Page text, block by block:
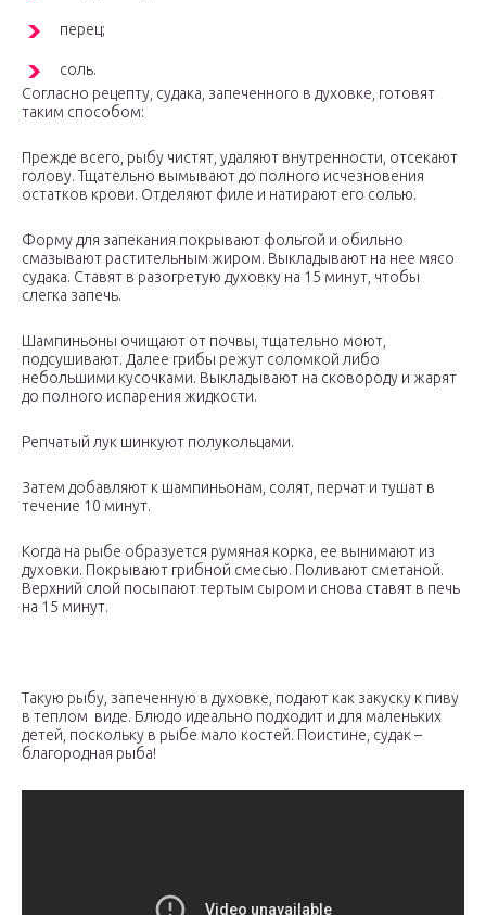
перец;
соль.
Согласно рецепту, судака, запеченного в духовке, готовят
таким способом:
Прежде всего, рыбу чистят, удаляют внутренности, отсекают
голову. Тщательно вымывают до полного исчезновения
остатков крови. Отделяют филе и натирают его солью.
Форму для запекания покрывают фольгой и обильно
смазывают растительным жиром. Выкладывают на нее мясо
судака. Ставят в разогретую духовку на 15 минут, чтобы
слегка запечь.
Шампиньоны очищают от почвы, тщательно моют,
подсушивают. Далее грибы режут соломкой либо
небольшими кусочками. Выкладывают на сковороду и жарят
до полного испарения жидкости.
Репчатый лук шинкуют полукольцами.
Затем добавляют к шампиньонам, солят, перчат и тушат в
течение 10 минут.
Когда на рыбе образуется румяная корка, ее вынимают из
духовки. Покрывают грибной смесью. Поливают сметаной.
Верхний слой посыпают тертым сыром и снова ставят в печь
на 15 минут.
Такую рыбу, запеченную в духовке, подают как закуску к пиву
в теплом виде. Блюдо идеально подходит и для маленьких
детей, поскольку в рыбе мало костей. Поистине, судак –
благородная рыба!